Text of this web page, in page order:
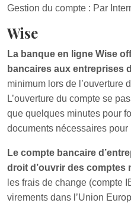
Gestion du compte : Par
Wise
La banque en ligne Wise
bancaires aux entreprises
minimum lors de l’ouverture
L’ouverture du compte se
que quelques minutes pour
documents nécessaires pour
Le compte bancaire
droit d’ouvrir des comptes
les frais de change (compte
virements dans l’Union